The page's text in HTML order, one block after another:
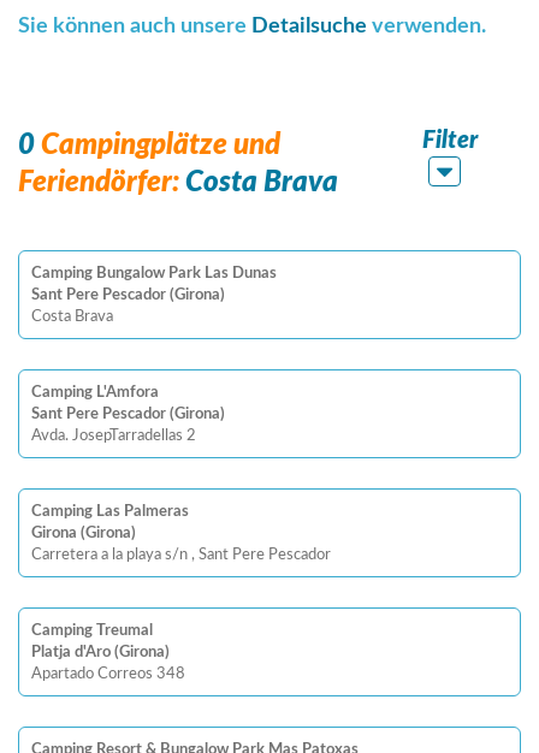
Sie können auch unsere Detailsuche verwenden.
0 Campingplätze und
Feriendörfer: Costa Brava
Filter
Camping Bungalow Park Las Dunas
Sant Pere Pescador (Girona)
Costa Brava
Camping L'Amfora
Sant Pere Pescador (Girona)
Avda. JosepTarradellas 2
Camping Las Palmeras
Girona (Girona)
Carretera a la playa s/n , Sant Pere Pescador
Camping Treumal
Platja d'Aro (Girona)
Apartado Correos 348